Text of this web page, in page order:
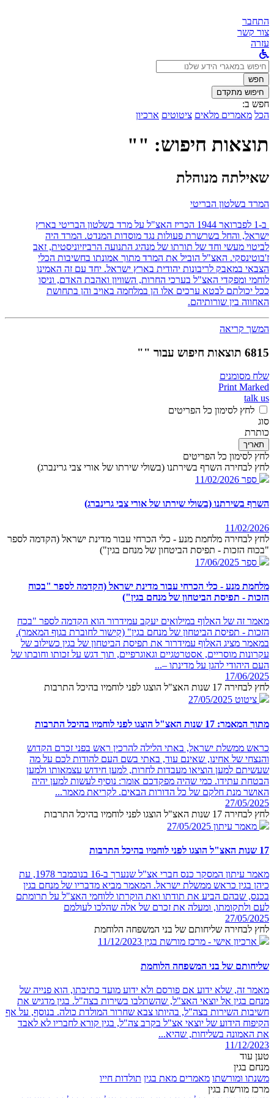
התחבר
צור קשר
עזרה
לחפש
ב:חפש
חיפוש מתקדם
חפש ב:
הכל מאמרים מלאים ציטוטים ארכיון
תוצאות חיפוש: ""
שאילתה מנוהלת
המרד בשלטון הבריטי
ב-1 לפברואר 1944 הכריז האצ"ל על מרד בשלטון הבריטי בארץ
ישראל, והחל בשרשרת פעולות נגד מוסדות המנדט. המרד היה
לביטוי מעשי וחד של תורתו של מנהיג התנועה הרביזיוניסטית, זאב
ז'בוטינסקי. האצ"ל הוביל את המרד מתוך אמונתו בחשיבות הכלי
הצבאי במאבק לריבונות יהודית בארץ ישראל. יחד עם זה האמינו
לוחמי ומפקדי האצ"ל בערכי החרות, השוויון ואהבת האדם, וניסו
ככל יכולתם לבטא ערכים אלו הן במלחמה באויב והן בתחושת
האחווה בין שורותיהם.
המשך קריאה
6815 תוצאות חיפוש עבור ""
שלח מסומנים
Print Marked
talk us
לחץ לסימון כל הפריטים
סוג
כותרת
תאריך
לחץ לסימון כל הפריטים
לחץ לבחירה השרף בשירתנו (בשולי שירתו של אורי צבי גרינברג)
ספר 11/02/2026
השרף בשירתנו (בשולי שירתו של אורי צבי גרינברג)
11/02/2026
לחץ לבחירה מלחמת מנע - כלי הכרחי עבור מדינת ישראל (הקדמה לספר
"בכוח הזכות - תפיסת הביטחון של מנחם בגין")
ספר 17/06/2025
מלחמת מנע - כלי הכרחי עבור מדינת ישראל (הקדמה לספר "בכוח
הזכות - תפיסת הביטחון של מנחם בגין")
מאמר זה של האלוף במילואים יעקב עמידרור הוא הקדמה לספר "בכח
הזכות - תפיסת הביטחון של מנחם בגין" (קישור לחוברת בגוף המאמר).
במאמר מציג האלוף עמידרור את תפיסת הביטחון של בגין כשילוב של
עקרונות מוסריים, אסטרטגיים וגאוגרפיים, תוך דגש על זכותו וחובתו של
העם היהודי להגן על מדינתו –...
17/06/2025
לחץ לבחירה 17 שנות האצ"ל הוצגו לפני לוחמיו בהיכל התרבות
ציטוט 27/05/2025
מתוך המאמר: 17 שנות האצ"ל הוצגו לפני לוחמיו בהיכל התרבות
כראש ממשלת ישראל, באתי הלילה להרכין ראש בפני זכרם הקדוש
והנצחי של אחינו, שאינם עוד, באתי בשם העם להודות לכם על מה
שעשיתם למען הוציאו מעבדות לחרות, למען חידוש עצמאותו ולמען
הבטחת עתידו. כמי שהיה מפקדכם אומר: נוסיף לעשות למען יהיה
האושר מנת חלקם של כל הדורות הבאים. לקריאת מאמר...
27/05/2025
לחץ לבחירה 17 שנות האצ"ל הוצגו לפני לוחמיו בהיכל התרבות
מאמר עיתון 27/05/2025
17 שנות האצ"ל הוצגו לפני לוחמיו בהיכל התרבות
מאמר עיתון המסקר כנס חברי אצ"ל שנערך ב-16 בנובמבר 1978, עת
כיהן בגין כראש ממשלת ישראל. המאמר מביא מדבריו של מנחם בגין
בכנס, שבהם הביע את תודתו ואת הוקרתו ללוחמי האצ"ל על תרומתם
לעם ולתקומתו, ומעלה את זכרם של אלה שהלכו לעולמם
27/05/2025
לחץ לבחירה שליחותם של בני המשפחה הלוחמת
ארכיון אישי - מרכז מורשת בגין 11/12/2023
שליחותם של בני המשפחה הלוחמת
מאמר זה, שלא ידוע אם פורסם ולא ידוע מועד כתיבתו, הוא פנייה של
מנחם בגין אל יוצאי האצ"ל, שהשתלבו בשירות בצה"ל. בגין מדגיש את
חשיבות השירות בצה"ל, בהיותו צבא שחרור המולדת כולה. בנוסף, על אף
הקיפוח הידוע של יוצאי אצ"ל בקרב צה"ל, בגין קורא לחבריו לא לאבד
את האמונה בשליחות, שהיא...
11/12/2023
טען עוד
מנחם בגין
משנתו ומורשתו מאמרים מאת בגין תולדות חייו
מרכז מורשת בגין